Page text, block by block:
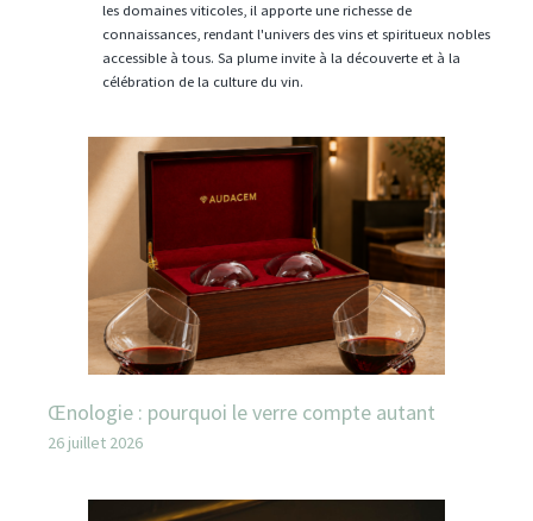
les domaines viticoles, il apporte une richesse de
connaissances, rendant l'univers des vins et spiritueux nobles
accessible à tous. Sa plume invite à la découverte et à la
célébration de la culture du vin.
Œnologie : pourquoi le verre compte autant
26 juillet 2026